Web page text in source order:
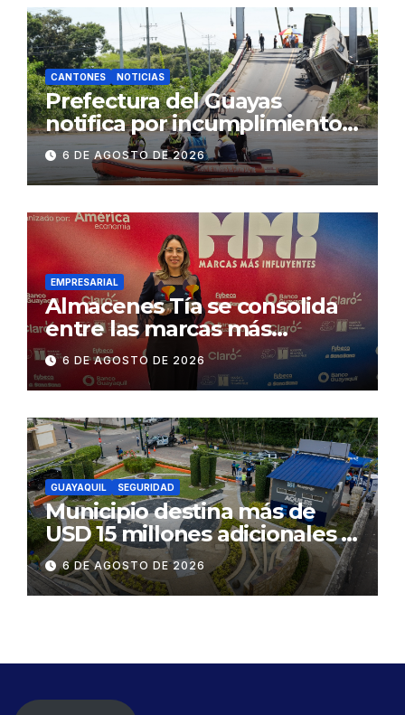
CANTONES NOTICIAS
Prefectura del Guayas
notifica por incumplimiento
contractual a la
Concesionaria CONORTE y
exige celeridad en
desmontaje del puente
Gonzalo Icaza Cornejo, en
Daule
6 DE AGOSTO DE 2026
EMPRESARIAL
Almacenes Tía se consolida
entre las marcas más
influyentes del Ecuador
6 DE AGOSTO DE 2026
GUAYAQUIL SEGURIDAD
Municipio destina más de
USD 15 millones adicionales a
SEGURA EP para fortalecer la
seguridad ciudadana
6 DE AGOSTO DE 2026